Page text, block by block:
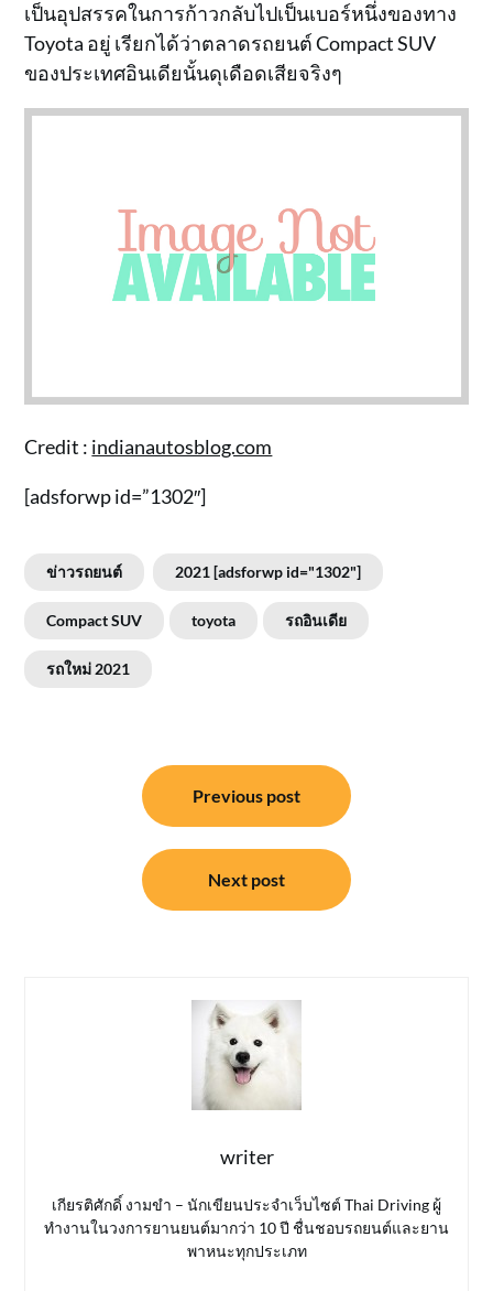
เป็นอุปสรรคในการก้าวกลับไปเป็นเบอร์หนึ่งของทาง
Toyota อยู่ เรียกได้ว่าตลาดรถยนต์ Compact SUV
ของประเทศอินเดียนั้นดุเดือดเสียจริงๆ
Credit : indianautosblog.com
[adsforwp id=”1302″]
ข่าวรถยนต์ 2021 [adsforwp id="1302"]
Compact SUV toyota รถอินเดีย
รถใหม่ 2021
Previous post
Next post
writer
เกียรติศักดิ์ งามขำ – นักเขียนประจำเว็บไซต์ Thai Driving ผู้
ทำงานในวงการยานยนต์มากว่า 10 ปี ชื่นชอบรถยนต์และยาน
พาหนะทุกประเภท